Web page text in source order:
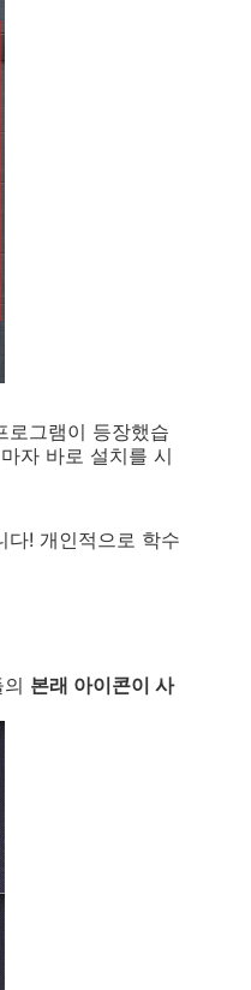
로그램이 등장했습
자 바로 설치를 시
! 개인적으로 학수
본래 아이콘이 사